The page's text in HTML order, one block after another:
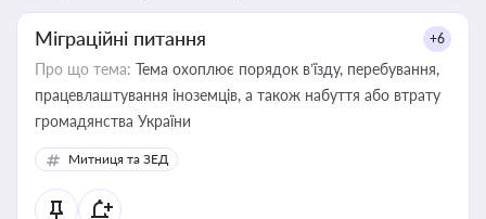
Міграційні питання +6
Про що тема: Тема охоплює порядок в’їзду, перебування,
працевлаштування іноземців, а також набуття або втрату
громадянства України
Митниця та ЗЕД